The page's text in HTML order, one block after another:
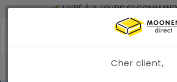
LIVRÉ À 2 JOURS SI
MONTANT MINIMUM DE
Cher client,